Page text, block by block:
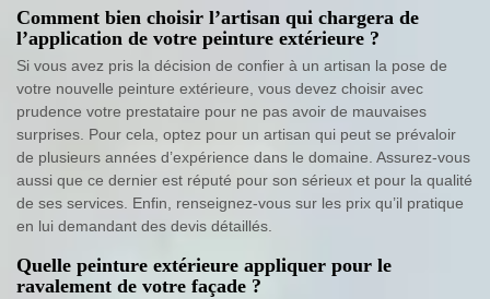
Comment bien choisir l’artisan qui chargera de
l’application de votre peinture extérieure ?
Si vous avez pris la décision de confier à un artisan la pose de
votre nouvelle peinture extérieure, vous devez choisir avec
prudence votre prestataire pour ne pas avoir de mauvaises
surprises. Pour cela, optez pour un artisan qui peut se prévaloir
de plusieurs années d’expérience dans le domaine. Assurez-vous
aussi que ce dernier est réputé pour son sérieux et pour la qualité
de ses services. Enfin, renseignez-vous sur les prix qu’il pratique
en lui demandant des devis détaillés.
Quelle peinture extérieure appliquer pour le
ravalement de votre façade ?